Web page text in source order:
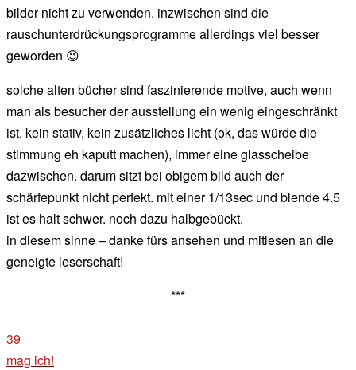
bilder nicht zu verwenden. inzwischen sind die
rauschunterdrückungsprogramme allerdings viel besser
geworden 😉
solche alten bücher sind faszinierende motive, auch wenn
man als besucher der ausstellung ein wenig eingeschränkt
ist. kein stativ, kein zusätzliches licht (ok, das würde die
stimmung eh kaputt machen), immer eine glasscheibe
dazwischen. darum sitzt bei obigem bild auch der
schärfepunkt nicht perfekt. mit einer 1/13sec und blende 4.5
ist es halt schwer. noch dazu halbgebückt.
in diesem sinne – danke fürs ansehen und mitlesen an die
geneigte leserschaft!
***
39
mag ich!